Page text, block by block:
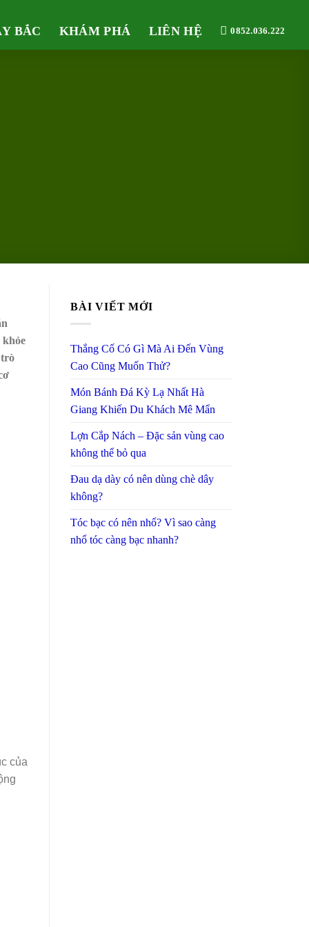
BẮC KHÁM PHÁ LIÊN HỆ 0852.036.222
khỏe
trò
của
BÀI VIẾT MỚI
Thắng Cố Có Gì Mà Ai Đến Vùng
Cao Cũng Muốn Thử?
Món Bánh Đá Kỳ Lạ Nhất Hà
Giang Khiến Du Khách Mê Mẩn
Lợn Cắp Nách – Đặc sản vùng cao
không thể bỏ qua
Đau dạ dày có nên dùng chè dây
không?
Tóc bạc có nên nhổ? Vì sao càng
nhổ tóc càng bạc nhanh?